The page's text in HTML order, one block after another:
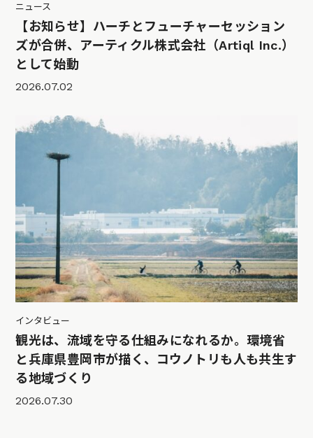
ニュース
【お知らせ】ハーチとフューチャーセッション
ズが合併、アーティクル株式会社（Artiql Inc.）
として始動
2026.07.02
インタビュー
観光は、流域を守る仕組みになれるか。環境省
と兵庫県豊岡市が描く、コウノトリも人も共生す
る地域づくり
2026.07.30